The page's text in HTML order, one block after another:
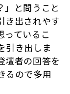
」と問うこと
き出されやす
っているこ
引き出しま
壇者の回答を
るので多用